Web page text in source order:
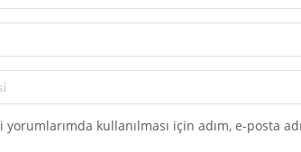
yorumlarımda kullanılması için adım, e-posta